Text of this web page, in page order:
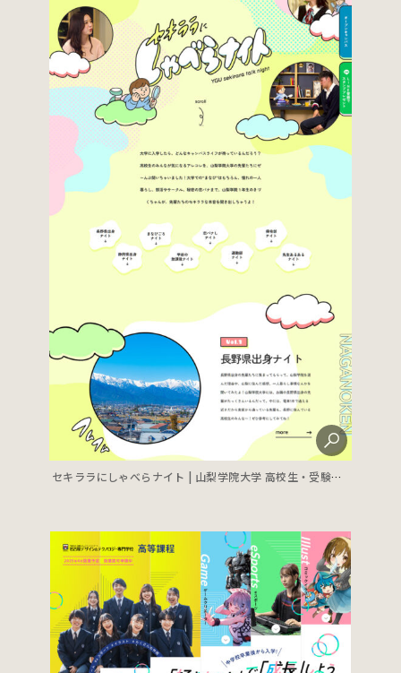
セキララにしゃべらナイト | 山梨学院大学 高校生・受験生向けサイト